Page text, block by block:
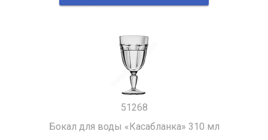
51268
Бокал для воды «Касабланка» 310 мл